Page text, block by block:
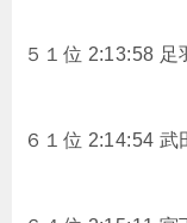
５１位 2:13:58
６１位 2:14:54